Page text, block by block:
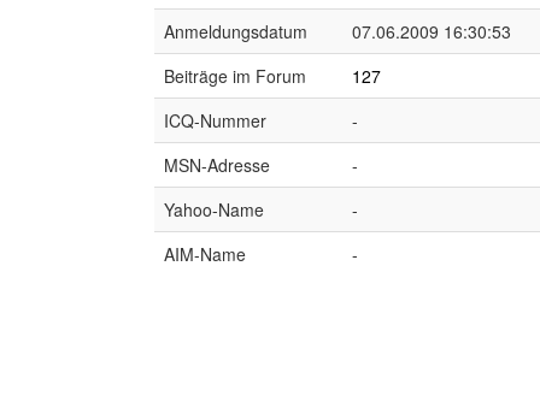
Anmeldungsdatum
07.06.2009 16:30:53
Beiträge im Forum
127
ICQ-Nummer
-
MSN-Adresse
-
Yahoo-Name
-
AIM-Name
-